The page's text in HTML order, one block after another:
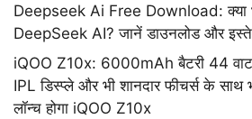
Deepseek Ai Free Download: क्या
DeepSeek AI? जानें डाउनलोड और
iQOO Z10x: 6000mAh बैटरी 44 वाट
IPL डिस्प्ले और भी शानदार फीचर्स के साथ
लॉन्च होगा iQOO Z10x